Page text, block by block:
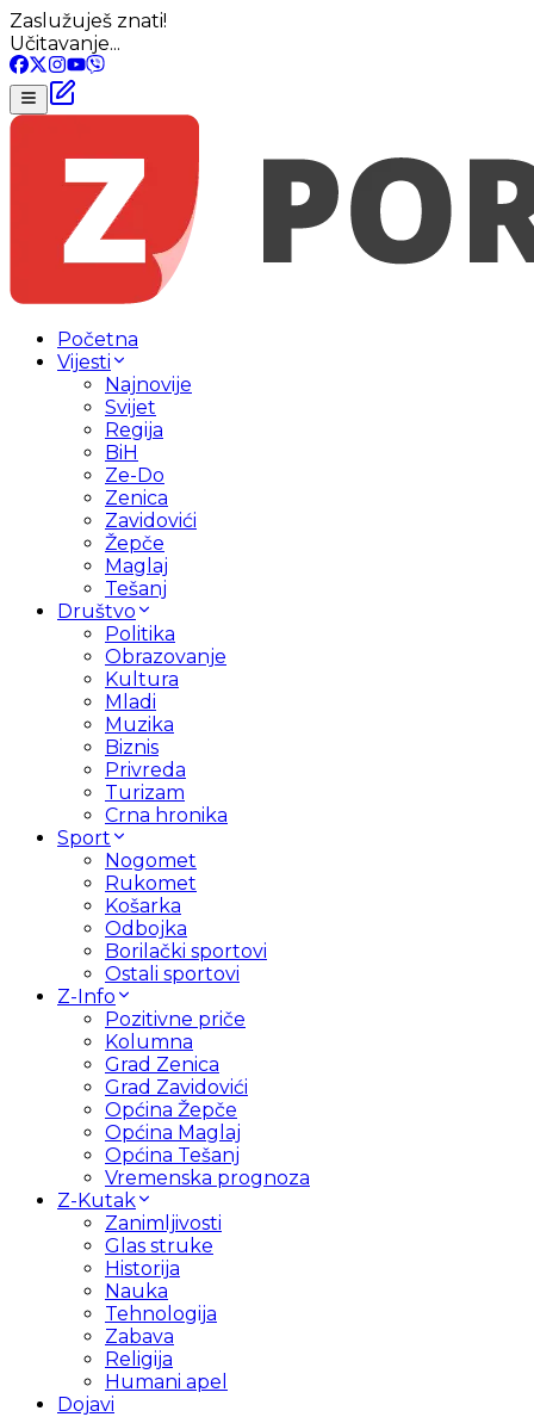
Zaslužuješ znati!
Učitavanje...
Početna
Vijesti
Najnovije
Svijet
Regija
BiH
Ze-Do
Zenica
Zavidovići
Žepče
Maglaj
Tešanj
Društvo
Politika
Obrazovanje
Kultura
Mladi
Muzika
Biznis
Privreda
Turizam
Crna hronika
Sport
Nogomet
Rukomet
Košarka
Odbojka
Borilački sportovi
Ostali sportovi
Z-Info
Pozitivne priče
Kolumna
Grad Zenica
Grad Zavidovići
Općina Žepče
Općina Maglaj
Općina Tešanj
Vremenska prognoza
Z-Kutak
Zanimljivosti
Glas struke
Historija
Nauka
Tehnologija
Zabava
Religija
Humani apel
Dojavi